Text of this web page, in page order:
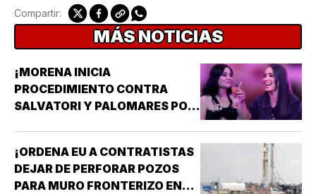
Compartir:
MÁS NOTICIAS
¡MORENA INICIA
PROCEDIMIENTO CONTRA
SALVATORI Y PALOMARES POR
¡ORDENA EU A CONTRATISTAS
DEJAR DE PERFORAR POZOS
PARA MURO FRONTERIZO EN